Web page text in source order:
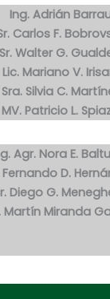
Ing. Adrián
Carlos F.
Sr. Walter G.
Lic. Mariano V.
Sra. Silvia C.
MV. Patricio L.
Agr. Nora E.
Fernando D.
Diego G.
Martín Miranda